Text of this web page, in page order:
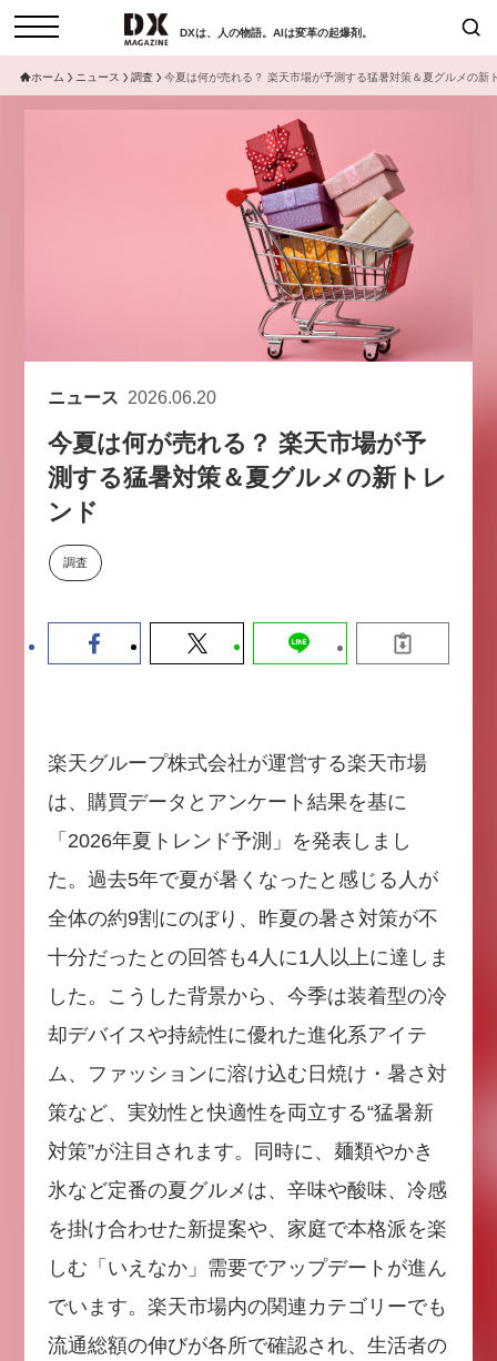
DXは、人の物語。AIは変革の起爆剤。
インタビュー
ニュース
日本オムニチャネル協会
トップページ
サイトマップ
お問い合わせ
個人情報保護法について
採用情報
検索
現在開催予定のセミナー
非公開: 【8/6開催】AIエージェン
ト時代、日本企業は何から始める
新潮流から学ぶ〜
セミナー
【8/12開催】「イノベーションを
ホーム ニュース 調査 今夏は何が売れる？ 楽天市場が予測する猛暑対策＆夏グルメの新
ニュース 2026.06.20
今夏は何が売れる？ 楽天市場が予
測する猛暑対策＆夏グルメの新トレ
ンド
調査
楽天グループ株式会社が運営する楽天市場
は、購買データとアンケート結果を基に
「2026年夏トレンド予測」を発表しまし
た。過去5年で夏が暑くなったと感じる人が
全体の約9割にのぼり、昨夏の暑さ対策が不
十分だったとの回答も4人に1人以上に達しま
した。こうした背景から、今季は装着型の冷
却デバイスや持続性に優れた進化系アイテ
ム、ファッションに溶け込む日焼け・暑さ対
策など、実効性と快適性を両立する“猛暑新
対策”が注目されます。同時に、麺類やかき
氷など定番の夏グルメは、辛味や酸味、冷感
を掛け合わせた新提案や、家庭で本格派を楽
しむ「いえなか」需要でアップデートが進ん
でいます。楽天市場内の関連カテゴリーでも
流通総額の伸びが各所で確認され、生活者の